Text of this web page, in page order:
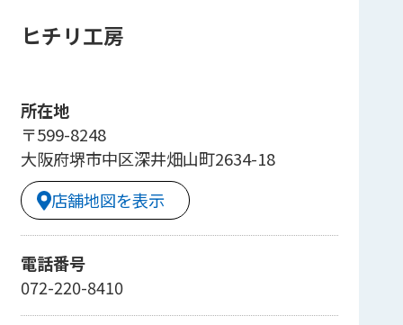
ヒチリ工房
所在地
〒599-8248
大阪府堺市中区深井畑山町2634-18
店舗地図を表示
電話番号
072-220-8410